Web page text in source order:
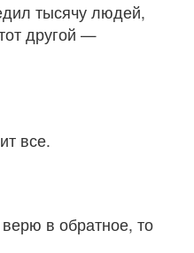
тысячу людей,
другой —
все.
в обратное, то